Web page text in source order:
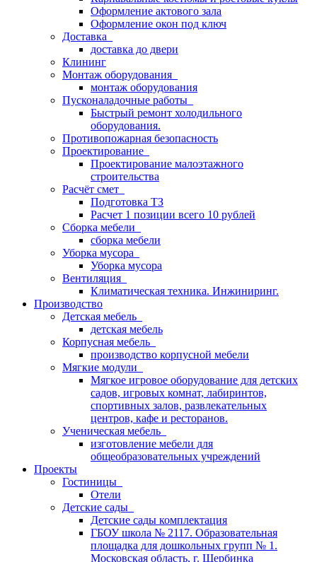
Оформление актового зала
Оформление окон под ключ
Доставка
доставка до двери
Клининг
Монтаж оборудования
монтаж оборудования
Пусконаладочные работы
Быстрый ремонт холодильного
оборудования.
Противопожарная безопасность
Проектирование
Проектирование малоэтажного
строительства
Расчёт смет
Подготовка ТЗ
Расчет 1 позиции всего 10 рублей
Сборка мебели
сборка мебели
Уборка мусора
Уборка мусора
Вентиляция
Климатическая техника. Инжиниринг.
Производство
Детская мебель
детская мебель
Корпусная мебель
производство корпусной мебели
Мягкие модули
Мягкое игровое оборудование для детских
садов, игровых комнат, лабиринтов,
спортивных залов, развлекательных
центров, кафе и ресторанов.
Ученическая мебель
изготовление мебели для
общеобразовательных учреждений
Проекты
Гостиницы
Отели
Детские сады
Детские сады комплектация
ГБОУ школа № 2117. Образовательная
площадка для дошкольных групп № 1.
Московская область, г. Щербинка